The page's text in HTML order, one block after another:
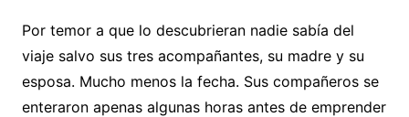
Por temor a que lo descubrieran nadie sabía del
viaje salvo sus tres acompañantes, su madre y su
esposa. Mucho menos la fecha. Sus compañeros se
enteraron apenas algunas horas antes de emprender